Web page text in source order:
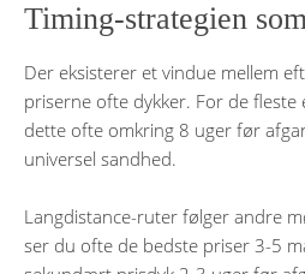
Timing-strategien
Der eksisterer et vindue mellem
priserne ofte dykker. For de
dette ofte omkring 8 uger før
universel sandhed.
Langdistance-ruter følger andre
ser du ofte de bedste priser 3-5